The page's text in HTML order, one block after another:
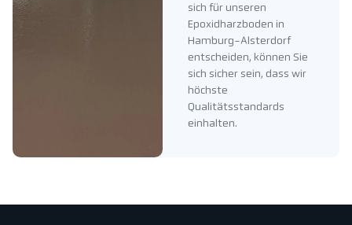
sich für unseren
Epoxidharzboden in
Hamburg-Alsterdorf
entscheiden, können Sie
sich sicher sein, dass wir
höchste
Qualitätsstandards
einhalten.